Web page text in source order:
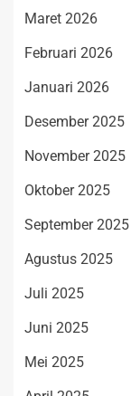
Maret 2026
Februari 2026
Januari 2026
Desember 2025
November 2025
Oktober 2025
September 2025
Agustus 2025
Juli 2025
Juni 2025
Mei 2025